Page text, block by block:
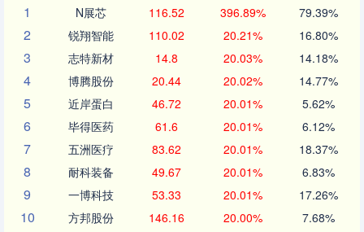
1
N展芯 116.52 396.89% 79.39%
2 锐翔智能 110.02 20.21% 16.80%
3 志特新材 14.8 20.03% 14.18%
4 博腾股份 20.44 20.02% 14.77%
5 近岸蛋白 46.72 20.01% 5.62%
6 毕得医药 61.6 20.01% 6.12%
7 五洲医疗 83.62 20.01% 18.37%
8 耐科装备 49.67 20.01% 6.83%
9 一博科技 53.33 20.01% 17.26%
10 方邦股份 146.16 20.00% 7.68%